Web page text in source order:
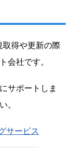
得や更新の際
会社です。
サポートしま
。
サービス